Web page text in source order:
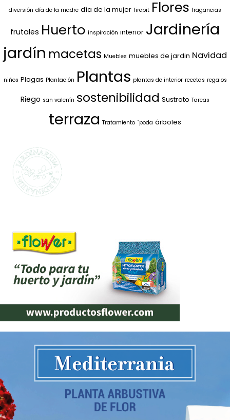
diversión día de la madre día de la mujer firepit Flores fragancias
frutales Huerto inspiración interior Jardinería
jardín macetas Muebles muebles de jardin Navidad
niños Plagas Plantación Plantas plantas de interior recetas regalos
Riego san valenín sostenibilidad Sustrato Tareas
terraza Tratamiento `poda árboles